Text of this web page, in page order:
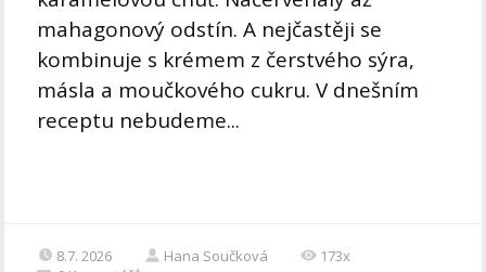
mahagonový odstín. A nejčastěji se
kombinuje s krémem z čerstvého sýra,
másla a moučkového cukru. V dnešním
receptu nebudeme...
8.7. 2026 Hana Součková
173x